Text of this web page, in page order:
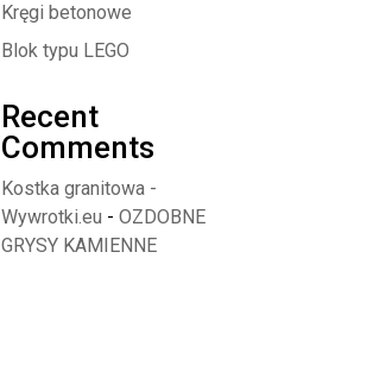
Kręgi betonowe
Blok typu LEGO
Recent
Comments
Kostka granitowa -
Wywrotki.eu -OZDOBNE
GRYSY KAMIENNE